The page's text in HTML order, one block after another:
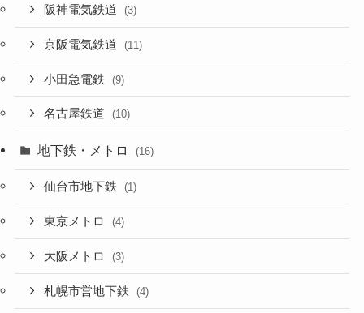
阪神電気鉄道 (3)
京阪電気鉄道 (11)
小田急電鉄 (9)
名古屋鉄道 (10)
地下鉄・メトロ (16)
仙台市地下鉄 (1)
東京メトロ (4)
大阪メトロ (3)
札幌市営地下鉄 (4)